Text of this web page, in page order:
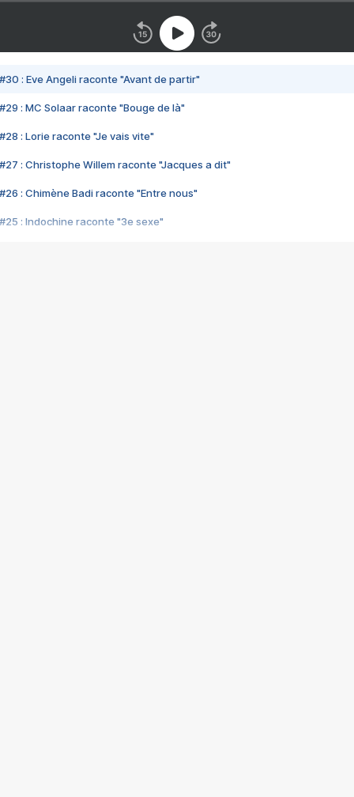
#30 : Eve Angeli raconte "Avant de partir"
#29 : MC Solaar raconte "Bouge de là"
#28 : Lorie raconte "Je vais vite"
#27 : Christophe Willem raconte "Jacques a dit"
#26 : Chimène Badi raconte "Entre nous"
#25 : Indochine raconte "3e sexe"